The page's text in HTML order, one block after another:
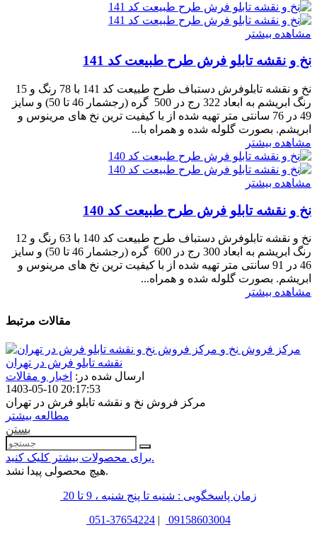
مشاهده بیشتر
نخ و نقشه تابلو فرش طرح طبیعت کد 141
نخ و نقشه تابلوفرش دستباف طرح طبیعت کد 141 با 78 رنگ و 15
رنگ ابریشم به ابعاد 322 رج در 500 گره (رجشمار 46 تا 50) و سایز
49 در 76 سانتی متر تهیه شده از با کیفیت ترین نخ های مرینوس و
ابریشم. بصورت گلوله شده و همراه با...
مشاهده بیشتر
مشاهده بیشتر
نخ و نقشه تابلو فرش طرح طبیعت کد 140
نخ و نقشه تابلوفرش دستباف طرح طبیعت کد 140 با 63 رنگ و 12
رنگ ابریشم به ابعاد 300 رج در 600 گره (رجشمار 46 تا 50) و سایز
46 در 91 سانتی متر تهیه شده از با کیفیت ترین نخ های مرینوس و
ابریشم. بصورت گلوله شده و همراه...
مشاهده بیشتر
مقالات مرتبط
مرکز فروش نخ و
نقشه تابلو فرش در تهران
ارسال شده در: اخبار و مقالات
1403-05-10 20:17:53
مرکز فروش نخ و نقشه تابلو فرش در تهران
مطالعه بیشتر
بستن
برای محصولات بیشتر کلیک کنید.
هیچ محصولی پیدا نشد.
زمان پاسخگویی : شنبه تا پنج شنبه ، 9 تا 20
051-37654224 | 09158603004